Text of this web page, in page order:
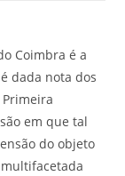
Coimbra é a
dada nota dos
em que tal
do objeto